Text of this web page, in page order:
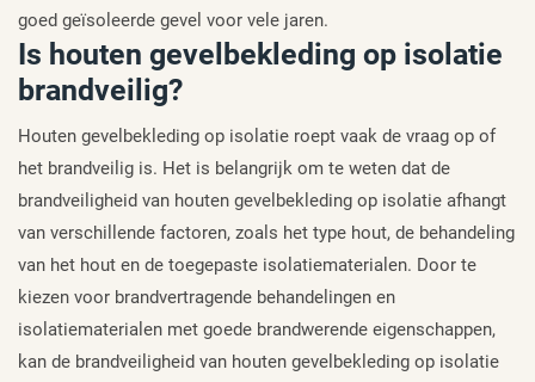
goed geïsoleerde gevel voor vele jaren.
Is houten gevelbekleding op isolatie
brandveilig?
Houten gevelbekleding op isolatie roept vaak de vraag op of
het brandveilig is. Het is belangrijk om te weten dat de
brandveiligheid van houten gevelbekleding op isolatie afhangt
van verschillende factoren, zoals het type hout, de behandeling
van het hout en de toegepaste isolatiematerialen. Door te
kiezen voor brandvertragende behandelingen en
isolatiematerialen met goede brandwerende eigenschappen,
kan de brandveiligheid van houten gevelbekleding op isolatie